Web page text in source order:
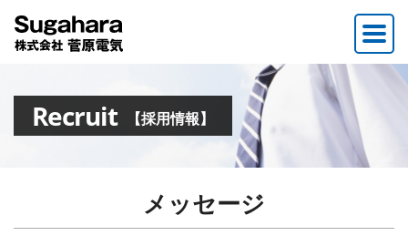
Recruit 【採用情報】
メッセージ